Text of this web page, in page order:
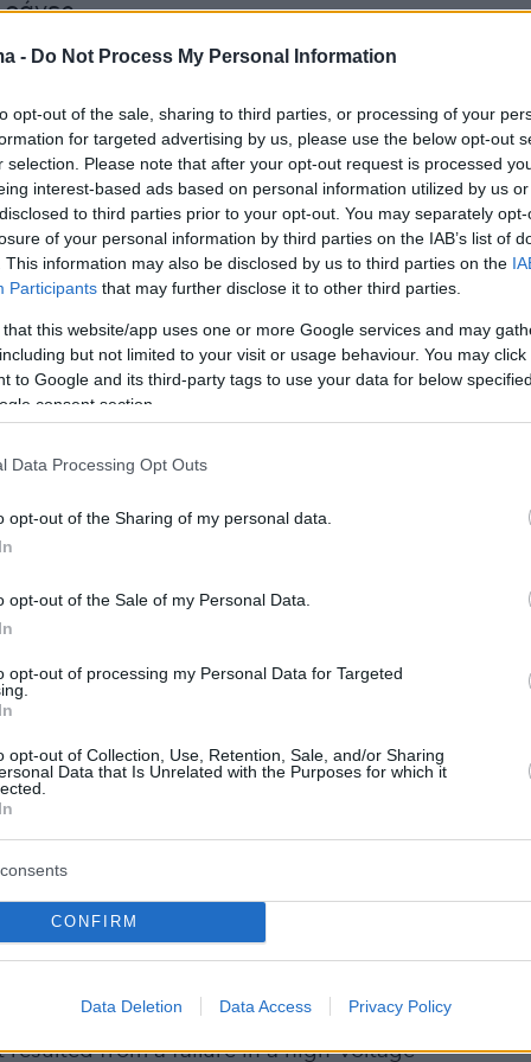
- Do Not Process My Personal Information
opt-out of the sale, sharing to third parties, or processing of your
for targeted advertising by us, please use the below opt-out
selection. Please note that after your opt-out request is processed
interest-based ads based on personal information utilized by us
to third parties prior to your opt-out. You may separately
of your personal information by third parties on the IAB’s list of
This information may also be disclosed by us to third parties on the
Participants that may further disclose it to other third parties.
that this website/app uses one or more Google services and may
but not limited to your visit or usage behaviour. You may
to Google and its third-party tags to use your data for below
consent section.
Data Processing Opt Outs
opt-out of the Sharing of my personal data.
opt-out of the Sale of my Personal Data.
opt-out of processing my Personal Data for Targeted
opt-out of Collection, Use, Retention, Sale, and/or Sharing
Data that Is Unrelated with the Purposes for which it
CONFIRM
Data Deletion Data Access Privacy Policy
ράγες.
has stopped#PowerOutage #Spain
#Madrid #Barcelona #Lisbon
tJUeWHwzhw
April 28, 2025
Holanda, Finlandia, Portugal y Francia
apagón de gran magnitud cerca de las 12:30 p.m.,
metro de Lisboa quedó totalmente paralizado…
Hub Podcast (@mindsethubpr)
του Πόρτο
τα φανάρια. Οι οδηγοί προσπαθούν να
τους την κυκλοφορία, σε δύο αρτηρίες
power outage has significantly impacted the
https://t.co/b0wt4KLjBE
resulted from a failure in a high-voltage